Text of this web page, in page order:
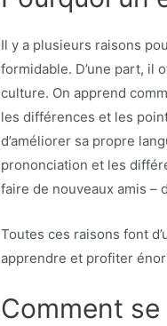
Il y a plusieurs raisons
formidable. D’une part, il
culture. On apprend
les différences et les
d’améliorer sa propre
prononciation et les
faire de nouveaux amis –
Toutes ces raisons font
apprendre et profiter
Comment